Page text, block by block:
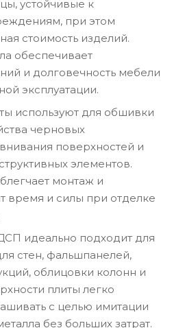
устойчивые к
при этом
стоимость изделий.
обеспечивает
и долговечность мебели
эксплуатации.
используют для обшивки
черновых
поверхностей и
элементов.
монтаж и
время и силы при отделке
идеально подходит для
стен, фальшпанелей,
облицовки колонн и
плиты легко
с целью имитации
без больших затрат.